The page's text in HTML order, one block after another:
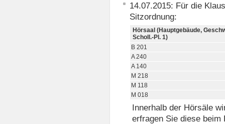
14.07.2015: Für die
Sitzordnung:
Hörsaal (Hauptgebäude,
Scholl.-Pl. 1)
B 201
A 240
A 140
M 218
M 118
M 018
Innerhalb der Hörsäle
erfragen Sie diese